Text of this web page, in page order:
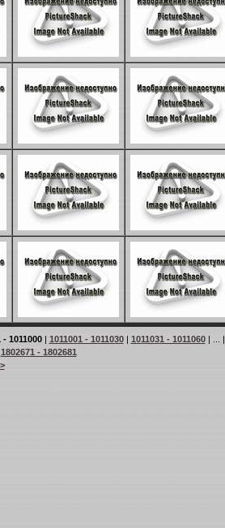
- 1011000| 1011001 - 1011030| 1011031 - 1011060| ... |
1802671 - 1802681